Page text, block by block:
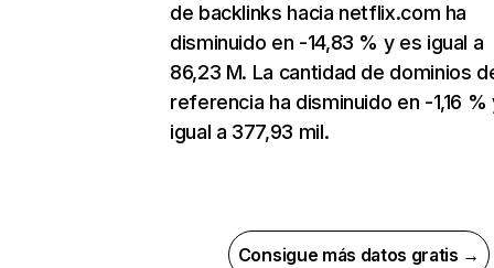
de backlinks hacia netflix.com ha
disminuido en -14,83 % y es igual a
86,23 M. La cantidad de dominios
referencia ha disminuido en -1,16 %
igual a 377,93 mil.
Consigue más datos gratis →